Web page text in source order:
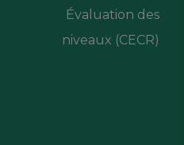
Évaluation des
niveaux (CECR)